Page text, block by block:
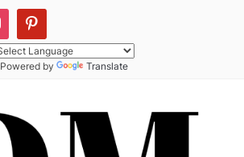
Powered by Translate